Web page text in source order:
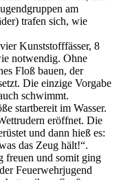
am
trafen sich, wie
Kunststofffässer, 8
notwendig. Ohne
Floß bauen, der
Die einzige Vorgabe
schwimmt.
startbereit im Wasser.
eröffnet. Die
und dann hieß es:
das Zeug hält!“.
freuen und somit ging
Feuerwehrjugend